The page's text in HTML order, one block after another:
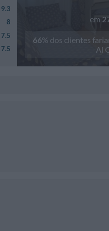
9.3
8
7.5
7.5
em
66% dos clientes
Al